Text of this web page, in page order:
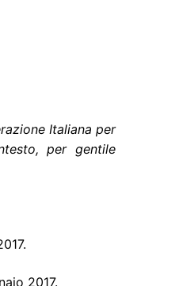
Italiana per
per gentile
2017.